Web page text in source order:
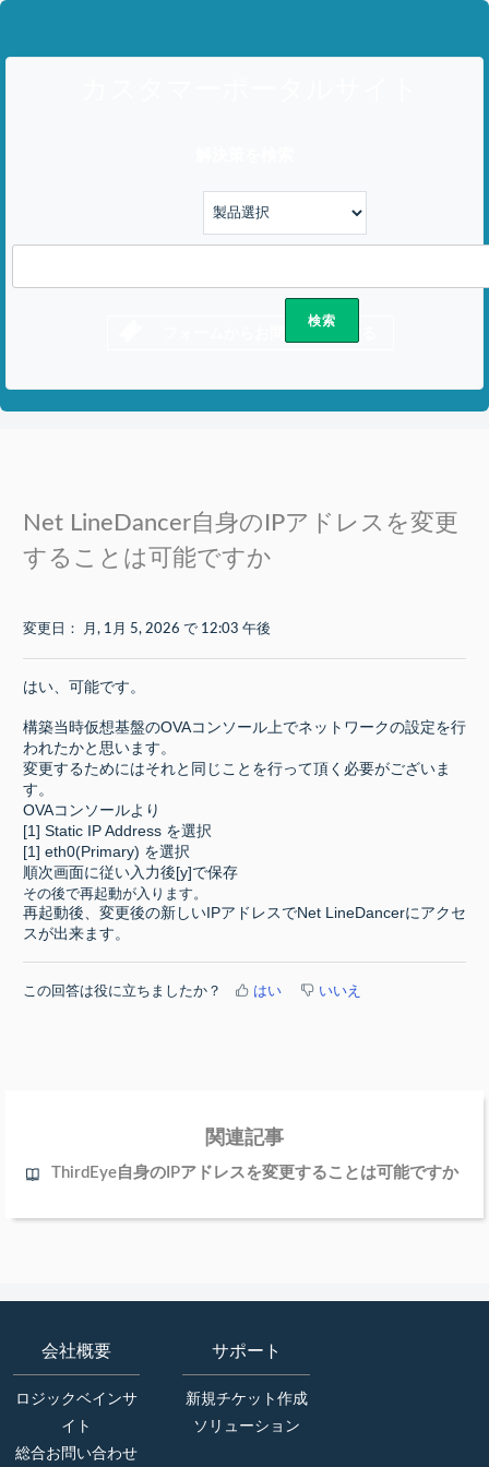
Net LineDancer自身のIPアドレスを変更
することは可能ですか
変更日： 月, 1月 5, 2026 で 12:03 午後
はい、可能です。
構築当時仮想基盤のOVAコンソール上でネットワークの設定を行
われたかと思います。
変更するためにはそれと同じことを行って頂く必要がございま
す。
OVAコンソールより
[1] Static IP Address を選択
[1] eth0(Primary) を選択
順次画面に従い入力後[y]で保存
その後で再起動が入ります。
再起動後、変更後の新しいIPアドレスでNet LineDancerにアクセ
スが出来ます。
この回答は役に立ちましたか？ はい いいえ
関連記事
ThirdEye自身のIPアドレスを変更することは可能ですか
会社概要
ロジックベインサ
イト
総合お問い合わせ
サポート
新規チケット作成
ソリューション